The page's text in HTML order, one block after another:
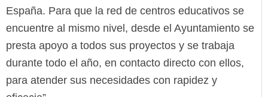
España. Para que la red de centros educativos se
encuentre al mismo nivel, desde el Ayuntamiento se
presta apoyo a todos sus proyectos y se trabaja
durante todo el año, en contacto directo con ellos,
para atender sus necesidades con rapidez y